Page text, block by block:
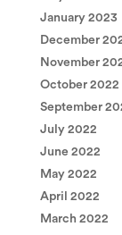
January 2023
December
November
October 2022
September
July 2022
June 2022
May 2022
April 2022
March 2022